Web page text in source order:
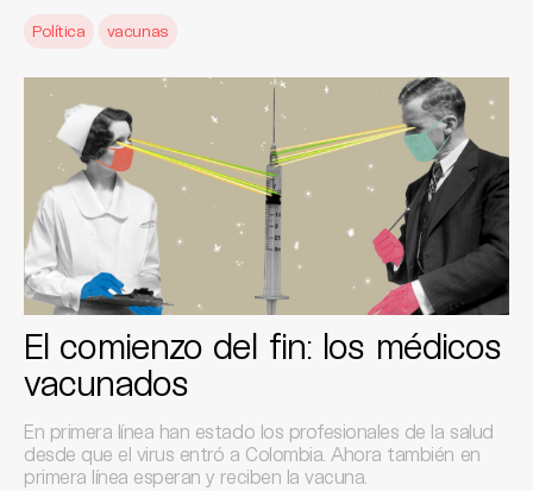
Política vacunas
El comienzo del fin: los médicos
vacunados
En primera línea han estado los profesionales de la salud
desde que el virus entró a Colombia. Ahora también en
primera línea esperan y reciben la vacuna.